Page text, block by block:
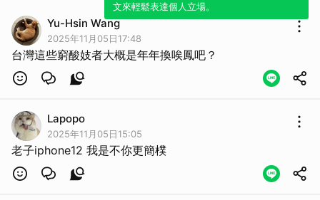
文來輕鬆表達個人立場。
Yu-Hsin Wang
2025年11月05日17:48
台灣這些窮酸妓者大概是年年換唉鳳吧？
Lapopo
2025年11月05日15:05
老子iphone12 我是不你更簡樸